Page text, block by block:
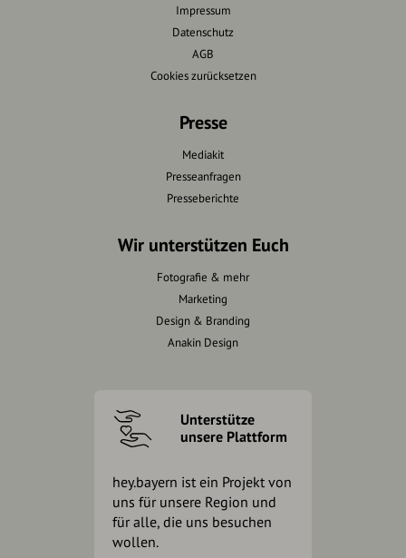
Impressum
Datenschutz
AGB
Cookies zurücksetzen
Presse
Mediakit
Presseanfragen
Presseberichte
Wir unterstützen Euch
Fotografie & mehr
Marketing
Design & Branding
Anakin Design
Unterstütze
unsere Plattform
hey.bayern ist ein Projekt von
uns für unsere Region und
für alle, die uns besuchen
wollen.